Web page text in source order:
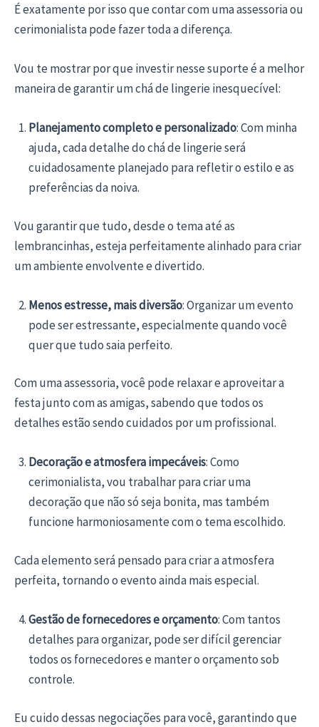
É exatamente por isso que contar com uma assessoria ou
cerimonialista pode fazer toda a diferença.
Vou te mostrar por que investir nesse suporte é a melhor
maneira de garantir um chá de lingerie inesquecível:
Planejamento completo e personalizado: Com minha
ajuda, cada detalhe do chá de lingerie será
cuidadosamente planejado para refletir o estilo e as
preferências da noiva.
Vou garantir que tudo, desde o tema até as
lembrancinhas, esteja perfeitamente alinhado para criar
um ambiente envolvente e divertido.
Menos estresse, mais diversão: Organizar um evento
pode ser estressante, especialmente quando você
quer que tudo saia perfeito.
Com uma assessoria, você pode relaxar e aproveitar a
festa junto com as amigas, sabendo que todos os
detalhes estão sendo cuidados por um profissional.
Decoração e atmosfera impecáveis: Como
cerimonialista, vou trabalhar para criar uma
decoração que não só seja bonita, mas também
funcione harmoniosamente com o tema escolhido.
Cada elemento será pensado para criar a atmosfera
perfeita, tornando o evento ainda mais especial.
Gestão de fornecedores e orçamento: Com tantos
detalhes para organizar, pode ser difícil gerenciar
todos os fornecedores e manter o orçamento sob
controle.
Eu cuido dessas negociações para você, garantindo que